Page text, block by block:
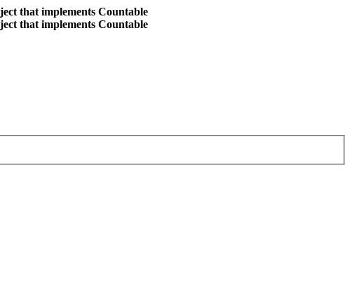
that implements Countable
that implements Countable